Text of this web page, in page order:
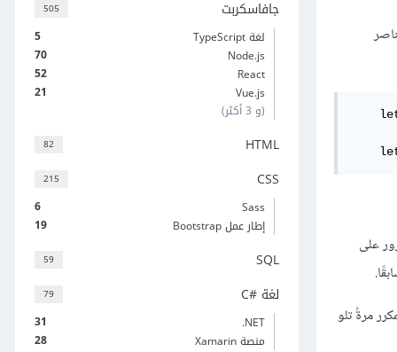
الشيفرة 10 مكرّرًا على العناصر
على
مرةً تلو
505 جافاسكربت
5
لغة TypeScript
70
Node.js
52
React
21
Vue.js
(و 3 أكثر)
82 HTML
215 CSS
6
Sass
19
إطار عمل Bootstrap
59 SQL
79 لغة C#‎
31
‎.NET
28
منصة Xamarin